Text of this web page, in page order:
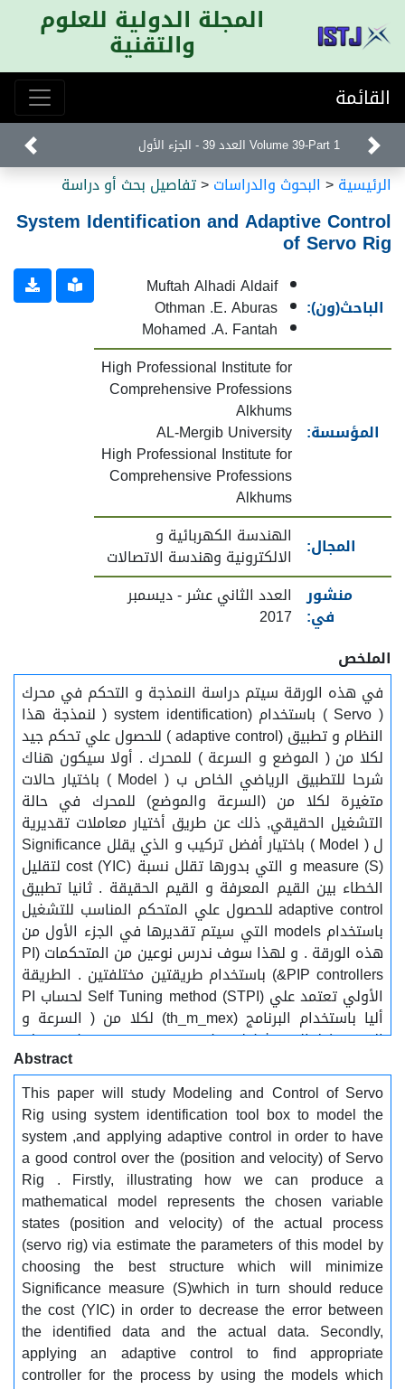
المجلة الدولية للعلوم
والتقنية
القائمة
Volume 39-Part 1 العدد 39 - الجزء الأول
الرئيسية< البحوث والدراسات<تفاصيل بحث أو دراسة
System Identification and Adaptive Control
of Servo Rig
الباحث(ون):
Muftah Alhadi Aldaif
Othman .E. Aburas
Mohamed .A. Fantah
المؤسسة:
High Professional Institute for
Comprehensive Professions
Alkhums
AL-Mergib University
High Professional Institute for
Comprehensive Professions
Alkhums
المجال:
الهندسة الكهربائية و
الالكترونية وهندسة الاتصالات
منشور
في:
العدد الثاني عشر - ديسمبر
2017
الملخص
في هذه الورقة سيتم دراسة النمذجة و التحكم في محرك
( Servo ) باستخدام (system identification ( لنمذجة هذا
النظام و تطبيق (adaptive control ) للحصول علي تحكم جيد
لكلا من ( الموضع و السرعة ) للمحرك . أولا سيكون هناك
شرحا للتطبيق الرياضي الخاص ب ( Model ) باختيار حالات
متغيرة لكلا من (السرعة والموضع) للمحرك في حالة
التشغيل الحقيقي, ذلك عن طريق أختيار معاملات تقديرية
ل ( Model ) باختيار أفضل تركيب و الذي يقلل Significance
measure (S) و التي بدورها تقلل نسبة cost (YIC) لتقليل
الخطاء بين القيم المعرفة و القيم الحقيقة . ثانيا تطبيق
adaptive control للحصول علي المتحكم المناسب للتشغيل
باستخدام models التي سيتم تقديرها في الجزء الأول من
هذه الورقة . و لهذا سوف ندرس نوعين من المتحكمات (PI
&PIP controllers) باستخدام طريقتين مختلفتين . الطريقة
الأولي تعتمد علي (STPI) Self Tuning method لحساب PI
أليا باستخدام البرنامج (th_m_mex) لكلا من ( السرعة و
الموضع ) لحالات تشغيل متغيرة , و من تم يتم تطبيق هذه
الإعدادات الخاصة بالمتحكم في Simulator و servo rig في
نفس الوقت لمقارنة الاستجابة في الحالتين . و وفقا الي
النتيجة المتحصلة عليها من محاكاة النظام و النظام
الحقيقي سوف نقرر أن كانت طريقة (STPI) مناسبة
للمتغيرات الأتنين أو أحداهما فقط . سوف يتم تطبيق
المتحكم (NMSS) في حالة عدم الحصول علي تحكم جيد من
أستخدام طريقة (STPI
Abstract
This paper will study Modeling and Control of Servo
Rig using system identification tool box to model the
system ,and applying adaptive control in order to have
a good control over the (position and velocity) of Servo
Rig . Firstly, illustrating how we can produce a
mathematical model represents the chosen variable
states (position and velocity) of the actual process
(servo rig) via estimate the parameters of this model by
choosing the best structure which will minimize
Significance measure (S)which in turn should reduce
the cost (YIC) in order to decrease the error between
the identified data and the actual data. Secondly,
applying an adaptive control to find appropriate
controller for the process by using the models which